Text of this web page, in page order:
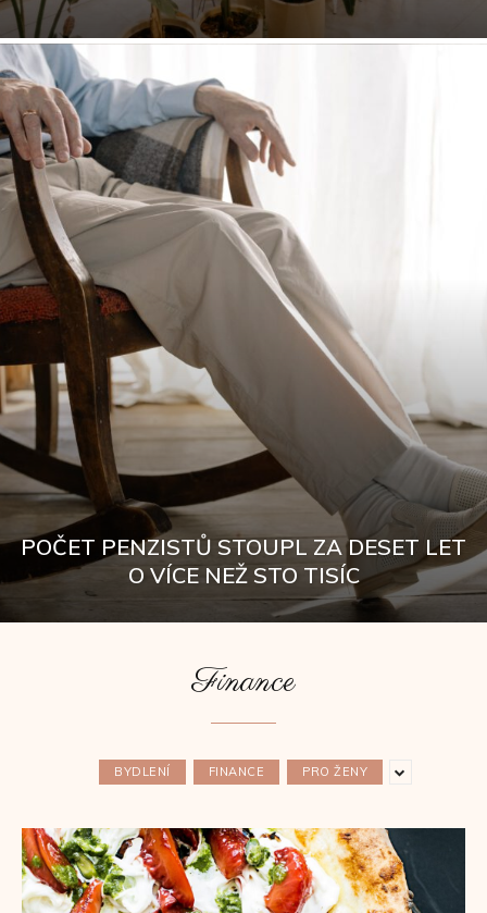
POČET PENZISTŮ STOUPL ZA DESET LET
O VÍCE NEŽ STO TISÍC
Finance
BYDLENÍ FINANCE PRO ŽENY